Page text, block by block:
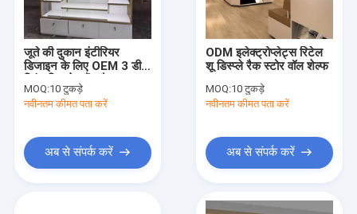
जूते की दुकान इंटीरियर
डिजाइन के लिए OEM 3 डी
प्रिंट डिस्प्ले स्टैंड रैक
MOQ:10 टुकड़े
नवीनतम कीमत पता करें
अब से संपर्क करें
ODM इलेक्ट्रोप्लेट्स रिटेल
शू डिस्प्ले रैक स्टोर वॉल शेल्फ
MOQ:10 टुकड़े
नवीनतम कीमत पता करें
अब से संपर्क करें